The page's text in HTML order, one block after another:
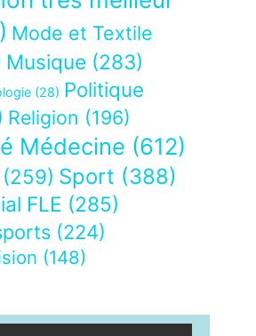
Mode et Textile
Musique (283)
(28) Politique
Religion (196)
Médecine (612)
(259) Sport (388)
FLE (285)
(224)
(148)